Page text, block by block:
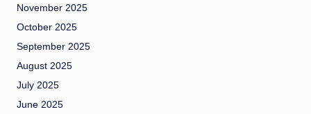
November 2025
October 2025
September 2025
August 2025
July 2025
June 2025